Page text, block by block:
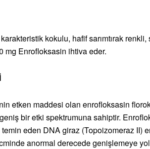
kokulu, hafif sarımtırak
mg Enrofloksasin ihtiva eder.
etken maddesi olan enrofloksasin
bir etki spektrumuna sahiptir.
eden DNA giraz (Topoizomeraz II)
anormal derecede genişlemeye